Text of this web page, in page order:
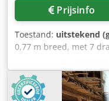
Prijsinfo
Toestand: uitstekend
0,77 m breed, met 7
pneumatisch hef-
en balgcilinder, met
rubber draaiplateau
opklapbare